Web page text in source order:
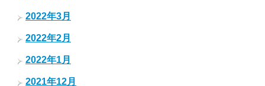
2022年3月
2022年2月
2022年1月
2021年12月